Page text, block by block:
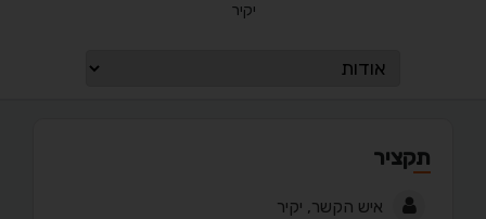
יקיר
תקציר
איש הקשר, יקיר